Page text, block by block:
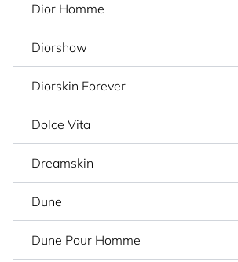
Dior Homme
Diorshow
Diorskin Forever
Dolce Vita
Dreamskin
Dune
Dune Pour Homme